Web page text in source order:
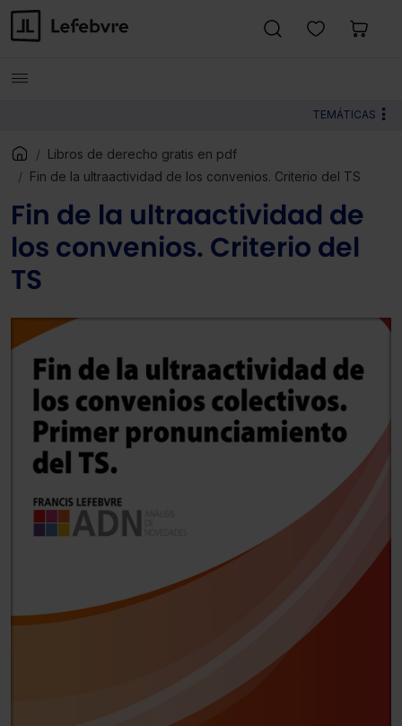
TEMÁTICAS
Libros de derecho gratis en pdf
Fin de la ultraactividad de los convenios. Criterio del TS
Fin de la ultraactividad de
los convenios. Criterio del
TS